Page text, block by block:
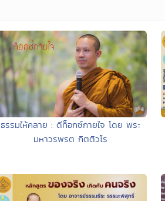
ธรรมให้คลาย : ดีท็อกซ์กายใจ โดย พระ
มหาวรพรต กิตติวโร